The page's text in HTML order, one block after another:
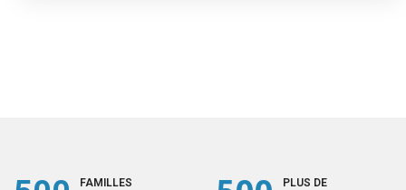
FAMILLES
PLUS DE